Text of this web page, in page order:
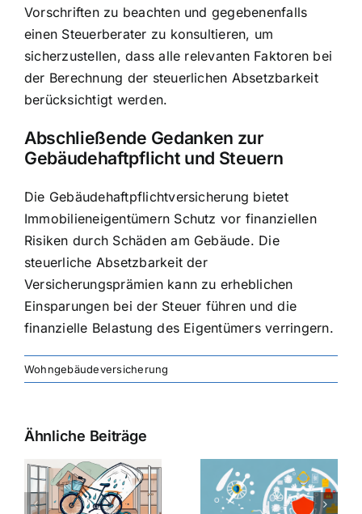
Vorschriften zu beachten und gegebenenfalls
einen Steuerberater zu konsultieren, um
sicherzustellen, dass alle relevanten Faktoren bei
der Berechnung der steuerlichen Absetzbarkeit
berücksichtigt werden.
Abschließende Gedanken zur
Gebäudehaftpflicht und Steuern
Die Gebäudehaftpflichtversicherung bietet
Immobilieneigentümern Schutz vor finanziellen
Risiken durch Schäden am Gebäude. Die
steuerliche Absetzbarkeit der
Versicherungsprämien kann zu erheblichen
Einsparungen bei der Steuer führen und die
finanzielle Belastung des Eigentümers verringern.
Wohngebäudeversicherung
Ähnliche Beiträge